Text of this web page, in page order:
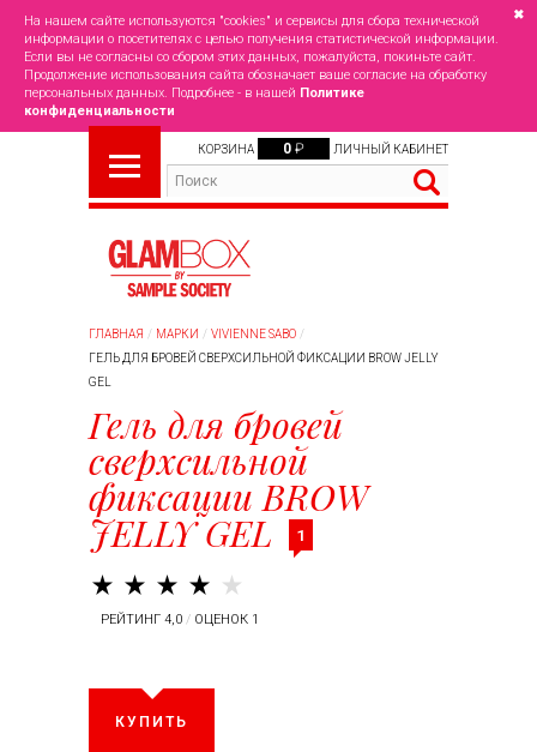
На нашем сайте используются "cookies" и сервисы для сбора технической
информации о посетителях с целью получения статистической информации.
Если вы не согласны со сбором этих данных, пожалуйста, покиньте сайт.
Продолжение использования сайта обозначает ваше согласие на обработку
персональных данных. Подробнее - в нашей Политике
конфиденциальности
✖
КОРЗИНА 0 ₽ ЛИЧНЫЙ КАБИНЕТ
ГЛАВНАЯ МАРКИ
VIVIENNE SABO
ГЕЛЬ ДЛЯ БРОВЕЙ СВЕРХСИЛЬНОЙ ФИКСАЦИИ BROW JELLY
GEL
Гель для бровей
сверхсильной
фиксации BROW
JELLY GEL 1
РЕЙТИНГ 4,0 / ОЦЕНОК 1
КУПИТЬ